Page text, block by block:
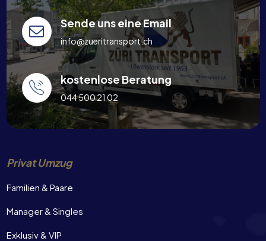
Sende uns eine Email
info@zueritransport.ch
kostenlose Beratung
044 500 21 02
Privat Umzug
Familien & Paare
Manager & Singles
Exklusiv & VIP